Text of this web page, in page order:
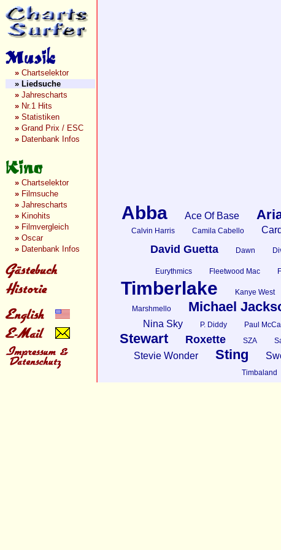
» Chartselektor
» Liedsuche
» Jahrescharts
» Nr.1 Hits
» Statistiken
» Grand Prix / ESC
» Datenbank Infos
» Chartselektor
» Filmsuche
» Jahrescharts
» Kinohits
» Filmvergleich
» Oscar
» Datenbank Infos
Abba Ace Of Base
Calvin Harris Camila Cabello
David Guetta Dawn
Eurythmics Fleetwood Mac
Timberlake
Kanye West
Marshmello Michael
Nina Sky P. Diddy Paul
Stewart
Roxette SZA
Stevie Wonder Sting
Timbaland